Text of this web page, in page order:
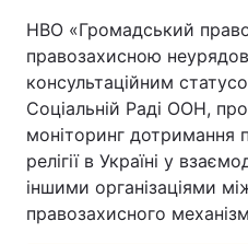
НВО «Громадський
правозахисною
консультаційним
Соціальній Раді ООН,
моніторинг дотримання
релігії в Україні у
іншими організаціями
правозахисного